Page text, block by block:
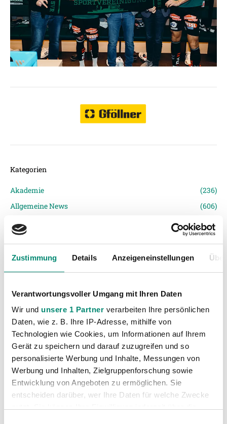
Zustimmung Details Anzeigeneinstellungen
Verantwortungsvoller Umgang mit Ihren Daten
Wir und unsere 1 Partner verarbeiten Ihre persönlichen
Daten, wie z. B. Ihre IP-Adresse, mithilfe von
Technologien wie Cookies, um Informationen auf Ihrem
Gerät zu speichern und darauf zuzugreifen und so
personalisierte Werbung und Inhalte, Messungen von
Werbung und Inhalten, Zielgruppenforschung sowie
Entwicklung von Angeboten zu ermöglichen. Sie
entscheiden darüber, wer Ihre Daten für welche Zwecke
Kategorien
Akademie
(236)
Allgemeine News
(606)
Damen
(6)
Junge Wikinger Ried
(413)
Nachwuchs
(74)
Unkategorisiert
VORIGER NEWSEINTRAG
Schwarz auf Grün mit Robert „Baggio“ Auer
NÄCHSTER NEWSEINTRAG
1.000 Freikarten für Oberösterreichs Feuerwehren